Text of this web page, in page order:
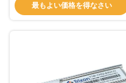
1310nm/1550nm 40km
最もよい価格を得なさい